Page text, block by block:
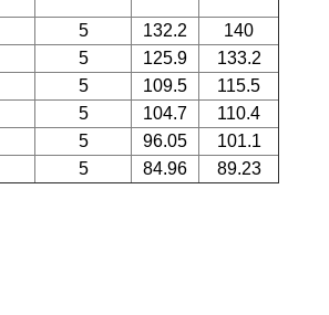
5 132.2
140
5 125.9
133.2
5 109.5
115.5
5 104.7
110.4
5 96.05
101.1
5 84.96 89.23